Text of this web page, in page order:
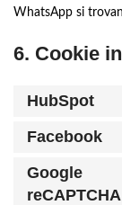
WhatsApp si
6. Cookie
HubSpot
Facebook
Google
reCAPTCHA